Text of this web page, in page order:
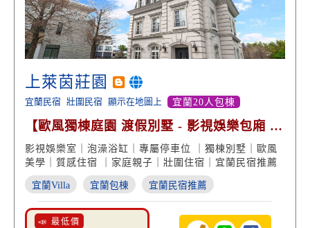
上萊茵莊園
宜蘭民宿 壯圍民宿 顯示在地圖上 宜蘭20人包棟
【歐風獨棟庭園 渡假別墅 - 影視娛樂包廂 美
學經典設計】
影視娛樂室｜泡澡浴缸｜專屬停車位 ｜獨棟別墅｜歐風
美學｜質感住宿 ｜家庭親子｜壯圍住宿｜宜蘭民宿推薦
宜蘭Villa 宜蘭包棟 宜蘭民宿推薦
📣 最低價